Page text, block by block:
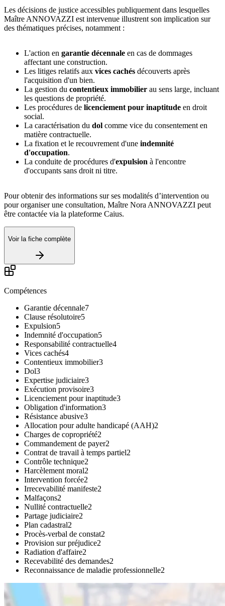
Les décisions de justice accessibles publiquement dans lesquelles
Maître ANNOVAZZI est intervenue illustrent son implication sur
des thématiques précises, notamment :
L'action en garantie décennale en cas de dommages
affectant une construction.
Les litiges relatifs aux vices cachés découverts après
l'acquisition d'un bien.
La gestion du contentieux immobilier au sens large, incluant
les questions de propriété.
Les procédures de licenciement pour inaptitude en droit
social.
La caractérisation du dol comme vice du consentement en
matière contractuelle.
La fixation et le recouvrement d'une indemnité
d'occupation.
La conduite de procédures d'expulsion à l'encontre
d'occupants sans droit ni titre.
Pour obtenir des informations sur ses modalités d’intervention ou
pour organiser une consultation, Maître Nora ANNOVAZZI peut
être contactée via la plateforme Caius.
Voir la fiche complète
Compétences
Garantie décennale7
Clause résolutoire5
Expulsion5
Indemnité d'occupation5
Responsabilité contractuelle4
Vices cachés4
Contentieux immobilier3
Dol3
Expertise judiciaire3
Exécution provisoire3
Licenciement pour inaptitude3
Obligation d'information3
Résistance abusive3
Allocation pour adulte handicapé (AAH)2
Charges de copropriété2
Commandement de payer2
Contrat de travail à temps partiel2
Contrôle technique2
Harcèlement moral2
Intervention forcée2
Irrecevabilité manifeste2
Malfaçons2
Nullité contractuelle2
Partage judiciaire2
Plan cadastral2
Procès-verbal de constat2
Provision sur préjudice2
Radiation d'affaire2
Recevabilité des demandes2
Reconnaissance de maladie professionnelle2